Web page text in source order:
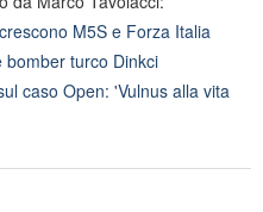
M5S e Forza Italia
bomber turco Dinkci
caso Open: 'Vulnus alla vita